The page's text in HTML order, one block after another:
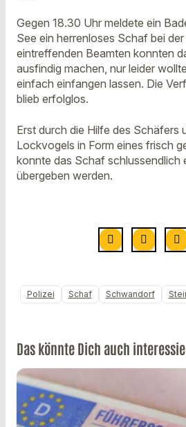
Gegen 18.30 Uhr meldete ein
See ein herrenloses Schaf bei
eintreffenden Beamten konnten
ausfindig machen, nur leider
einfach einfangen lassen. Die
blieb erfolglos.
Erst durch die Hilfe des Schäfers
Lockvogels in Form eines frisch
konnte das Schaf schlussendlich
übergeben werden.
Polizei Schaf Schwandorf
Das könnte Dich auch